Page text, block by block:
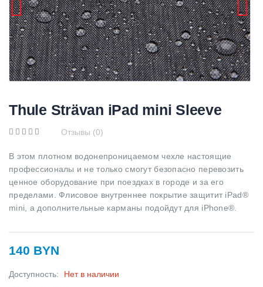
Thule Strävan iPad mini Sleeve
Отзывы (0)
В этом плотном водонепроницаемом чехле настоящие
профессионалы и не только смогут безопасно перевозить
ценное оборудование при поездках в городе и за его
пределами. Флисовое внутреннее покрытие защитит iPad®
mini, а дополнительные карманы подойдут для iPhone®.
140 BYN
Доступность:
Нет в наличии